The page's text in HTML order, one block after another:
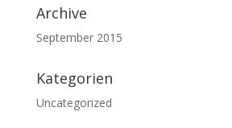
Archive
September 2015
Kategorien
Uncategorized